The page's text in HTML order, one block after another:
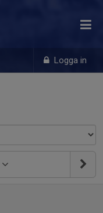
Logga in